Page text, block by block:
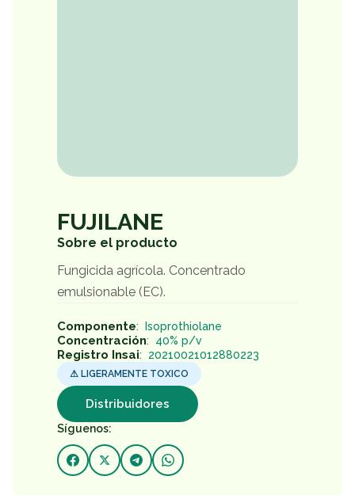
FUJILANE
Sobre el producto
Fungicida agrícola. Concentrado
emulsionable (EC).
Componente: Isoprothiolane
Concentración: 40% p/v
Registro Insai: 20210021012880223
⚠ LIGERAMENTE TOXICO
Distribuidores
Síguenos: